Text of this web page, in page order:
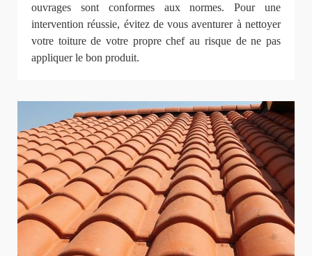
ouvrages sont conformes aux normes. Pour une
intervention réussie, évitez de vous aventurer à nettoyer
votre toiture de votre propre chef au risque de ne pas
appliquer le bon produit.